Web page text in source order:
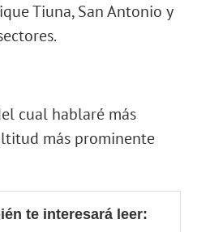
Tiuna, San Antonio y
cual hablaré más
más prominente
te interesará leer: